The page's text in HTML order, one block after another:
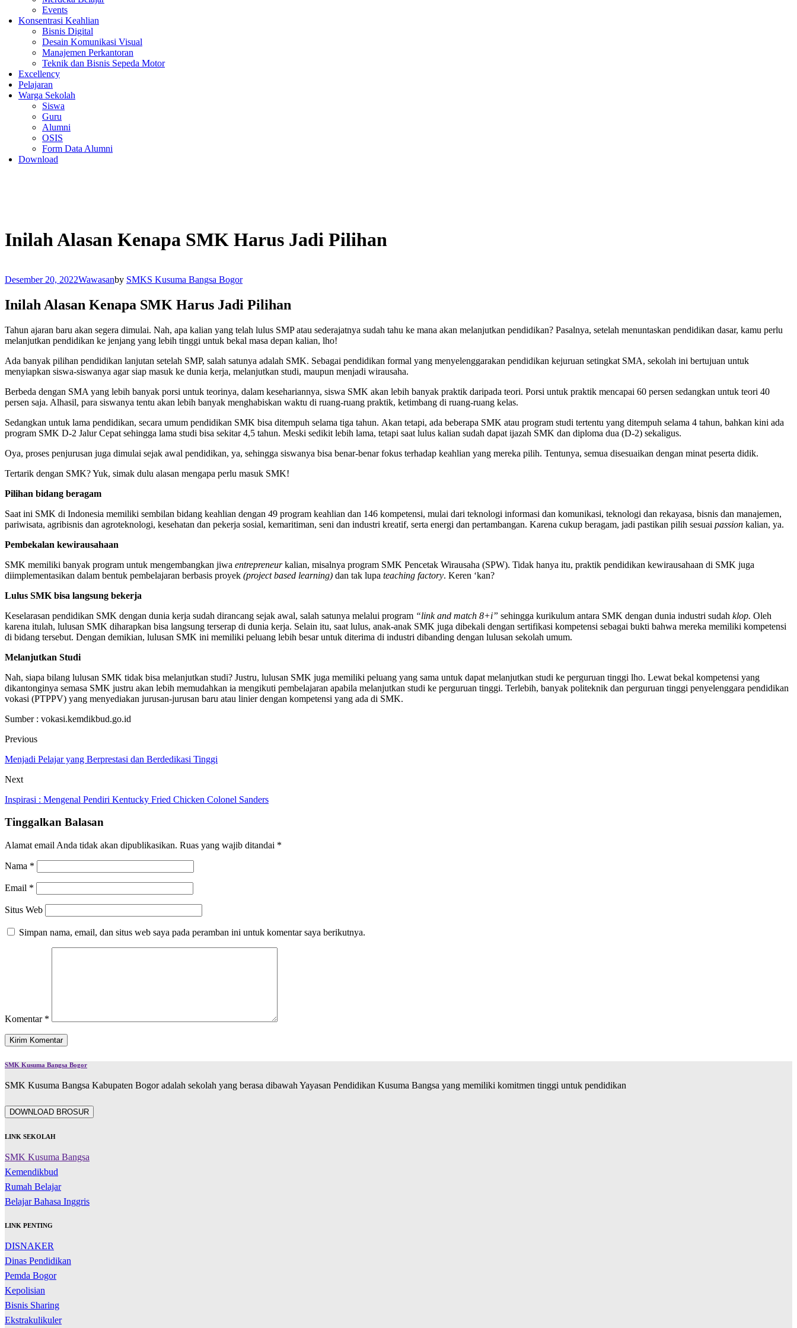
Events
Konsentrasi Keahlian
Bisnis Digital
Desain Komunikasi Visual
Manajemen Perkantoran
Teknik dan Bisnis Sepeda Motor
Excellency
Pelajaran
Warga Sekolah
Siswa
Guru
Alumni
OSIS
Form Data Alumni
Download
Inilah Alasan Kenapa SMK Harus Jadi Pilihan
Desember 20, 2022Wawasanby SMKS Kusuma Bangsa Bogor
Inilah Alasan Kenapa SMK Harus Jadi Pilihan
Tahun ajaran baru akan segera dimulai. Nah, apa kalian yang telah lulus SMP atau sederajatnya sudah tahu ke mana akan melanjutkan pendidikan? Pasalnya, setelah menuntaskan pendidikan dasar, kamu perlu
melanjutkan pendidikan ke jenjang yang lebih tinggi untuk bekal masa depan kalian, lho!
Ada banyak pilihan pendidikan lanjutan setelah SMP, salah satunya adalah SMK. Sebagai pendidikan formal yang menyelenggarakan pendidikan kejuruan setingkat SMA, sekolah ini bertujuan untuk
menyiapkan siswa-siswanya agar siap masuk ke dunia kerja, melanjutkan studi, maupun menjadi wirausaha.
Berbeda dengan SMA yang lebih banyak porsi untuk teorinya, dalam kesehariannya, siswa SMK akan lebih banyak praktik daripada teori. Porsi untuk praktik mencapai 60 persen sedangkan untuk teori 40
persen saja. Alhasil, para siswanya tentu akan lebih banyak menghabiskan waktu di ruang-ruang praktik, ketimbang di ruang-ruang kelas.
Sedangkan untuk lama pendidikan, secara umum pendidikan SMK bisa ditempuh selama tiga tahun. Akan tetapi, ada beberapa SMK atau program studi tertentu yang ditempuh selama 4 tahun, bahkan kini ada
program SMK D-2 Jalur Cepat sehingga lama studi bisa sekitar 4,5 tahun. Meski sedikit lebih lama, tetapi saat lulus kalian sudah dapat ijazah SMK dan diploma dua (D-2) sekaligus.
Oya, proses penjurusan juga dimulai sejak awal pendidikan, ya, sehingga siswanya bisa benar-benar fokus terhadap keahlian yang mereka pilih. Tentunya, semua disesuaikan dengan minat peserta didik.
Tertarik dengan SMK? Yuk, simak dulu alasan mengapa perlu masuk SMK!
Pilihan bidang beragam
Saat ini SMK di Indonesia memiliki sembilan bidang keahlian dengan 49 program keahlian dan 146 kompetensi, mulai dari teknologi informasi dan komunikasi, teknologi dan rekayasa, bisnis dan manajemen,
pariwisata, agribisnis dan agroteknologi, kesehatan dan pekerja sosial, kemaritiman, seni dan industri kreatif, serta energi dan pertambangan. Karena cukup beragam, jadi pastikan pilih sesuai passion kalian, ya.
Pembekalan kewirausahaan
SMK memiliki banyak program untuk mengembangkan jiwa entrepreneurkalian, misalnya program SMK Pencetak Wirausaha (SPW). Tidak hanya itu, praktik pendidikan kewirausahaan di SMK juga
diimplementasikan dalam bentuk pembelajaran berbasis proyek (project based learning) dan tak lupa teaching factory. Keren ‘kan?
Lulus SMK bisa langsung bekerja
Keselarasan pendidikan SMK dengan dunia kerja sudah dirancang sejak awal, salah satunya melalui program “link and match 8+i” sehingga kurikulum antara SMK dengan dunia industri sudah klop. Oleh
karena itulah, lulusan SMK diharapkan bisa langsung terserap di dunia kerja. Selain itu, saat lulus, anak-anak SMK juga dibekali dengan sertifikasi kompetensi sebagai bukti bahwa mereka memiliki kompetensi
di bidang tersebut. Dengan demikian, lulusan SMK ini memiliki peluang lebih besar untuk diterima di industri dibanding dengan lulusan sekolah umum.
Melanjutkan Studi
Nah, siapa bilang lulusan SMK tidak bisa melanjutkan studi? Justru, lulusan SMK juga memiliki peluang yang sama untuk dapat melanjutkan studi ke perguruan tinggi lho. Lewat bekal kompetensi yang
dikantonginya semasa SMK justru akan lebih memudahkan ia mengikuti pembelajaran apabila melanjutkan studi ke perguruan tinggi. Terlebih, banyak politeknik dan perguruan tinggi penyelenggara pendidikan
vokasi (PTPPV) yang menyediakan jurusan-jurusan baru atau linier dengan kompetensi yang ada di SMK.
Sumber : vokasi.kemdikbud.go.id
Previous
Menjadi Pelajar yang Berprestasi dan Berdedikasi Tinggi
Next
Inspirasi : Mengenal Pendiri Kentucky Fried Chicken Colonel Sanders
Tinggalkan Balasan
Alamat email Anda tidak akan dipublikasikan. Ruas yang wajib ditandai *
Nama *
Email *
Situs Web
Simpan nama, email, dan situs web saya pada peramban ini untuk komentar saya berikutnya.
Komentar *
SMK Kusuma Bangsa Bogor
SMK Kusuma Bangsa Kabupaten Bogor adalah sekolah yang berasa dibawah Yayasan Pendidikan Kusuma Bangsa yang memiliki komitmen tinggi untuk pendidikan
DOWNLOAD BROSUR
LINK SEKOLAH
SMK Kusuma Bangsa
Kemendikbud
Rumah Belajar
Belajar Bahasa Inggris
LINK PENTING
DISNAKER
Dinas Pendidikan
Pemda Bogor
Kepolisian
Bisnis Sharing
Ekstrakulikuler